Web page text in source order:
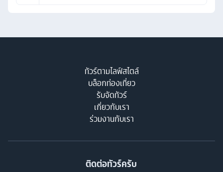
ทัวร์ตามไลฟ์สไตล์
บล็อกท่องเที่ยว
รับจัดทัวร์
เกี่ยวกับเรา
ร่วมงานกับเรา
ติดต่อทัวร์ครับ